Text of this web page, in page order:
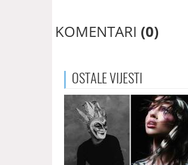
KOMENTARI (0)
OSTALEVIJESTI